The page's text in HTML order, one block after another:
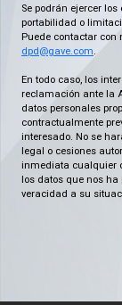
Se podrán ejercer
portabilidad o
Puede contactar con
dpd@gave.com.
En todo caso, los
reclamación ante la
datos personales
contractualmente
interesado. No se
legal o cesiones
inmediata cualquier
los datos que nos ha
veracidad a su